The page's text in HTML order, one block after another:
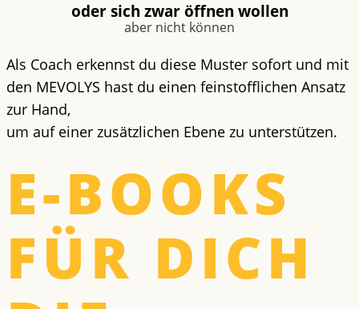
oder sich zwar öffnen wollen
aber nicht können
Als Coach erkennst du diese Muster sofort und mit
den MEVOLYS hast du einen feinstofflichen Ansatz
zur Hand,
um auf einer zusätzlichen Ebene zu unterstützen.
E-BOOKS
FÜR DICH